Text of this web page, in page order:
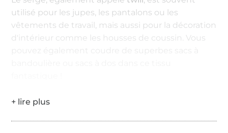
utilisé pour les jupes, les pantalons ou les
vêtements de travail, mais aussi pour la décoration
d'intérieur comme les housses de coussin. Vous